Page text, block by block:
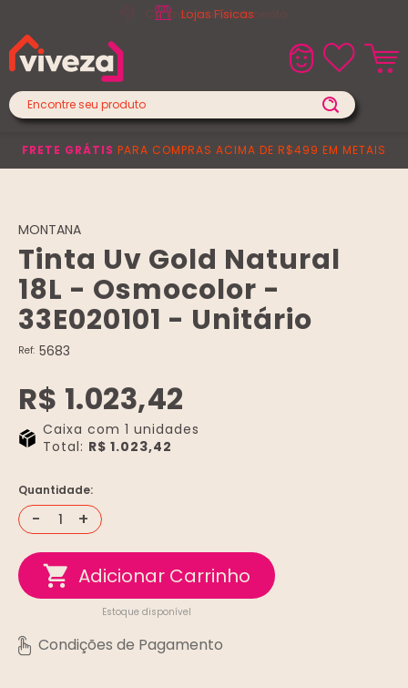
Lojas Físicas
FRETE GRÁTIS PARA COMPRAS ACIMA DE R$499 EM METAIS
MONTANA
Tinta Uv Gold Natural
18L - Osmocolor -
33E020101 - Unitário
Ref: 5683
R$ 1.023,42
Caixa com 1 unidades
Total: R$ 1.023,42
Quantidade:
- +
Estoque disponível